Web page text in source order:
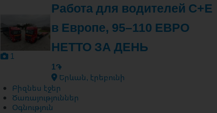
1
Работа для водителей C+E
в Европе, 95–110 ЕВРО
НЕТТО ЗА ДЕНЬ
1֏
Երևան, էրեբունի
Բիզնես էջեր
Ծառայություններ
Օգնություն